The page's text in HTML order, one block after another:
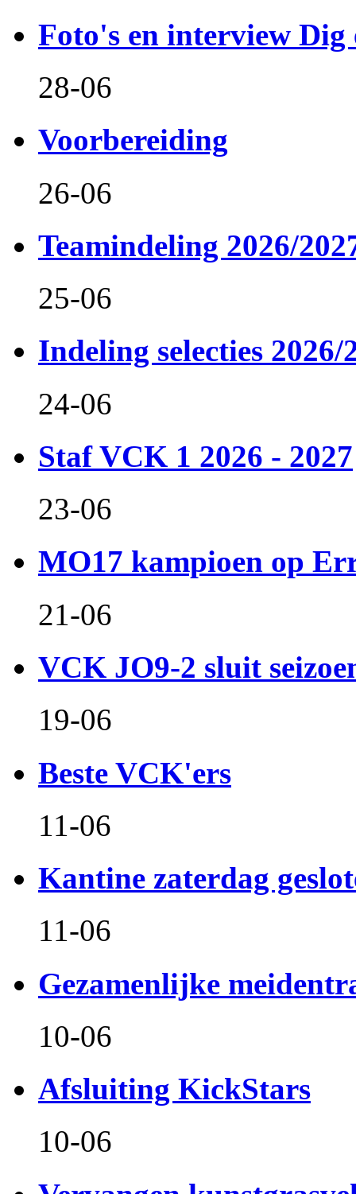
Foto's en interview Dig
28-06
Voorbereiding
26-06
Teamindeling 2026/
25-06
Indeling selecties 2026/
24-06
Staf VCK 1 2026 - 2027
23-06
MO17 kampioen op
21-06
VCK JO9-2 sluit
19-06
Beste VCK'ers
11-06
Kantine zaterdag
11-06
Gezamenlijke
10-06
Afsluiting KickStars
10-06